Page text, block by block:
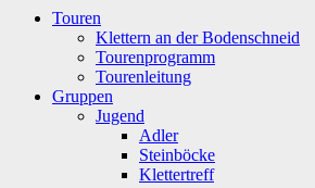
Touren
Klettern an der Bodenschneid
Tourenprogramm
Tourenleitung
Gruppen
Jugend
Adler
Steinböcke
Klettertreff